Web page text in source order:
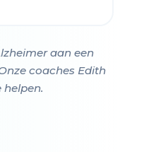
aan een
coaches Edith
helpen.